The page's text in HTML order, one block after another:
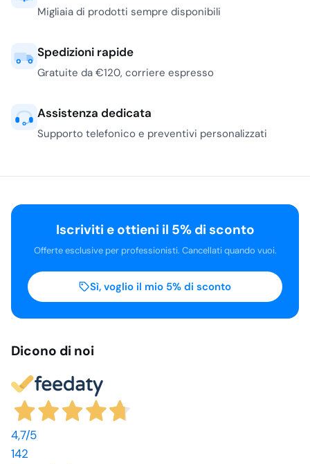
Migliaia di prodotti sempre disponibili
Spedizioni rapide
Gratuite da €120, corriere espresso
Assistenza dedicata
Supporto telefonico e preventivi personalizzati
Dicono di noi
4,7/5
142
Iscriviti e ottieni il 5% di sconto
Offerte esclusive per professionisti. Cancellati quando vuoi.
Sì, voglio il mio 5% di sconto